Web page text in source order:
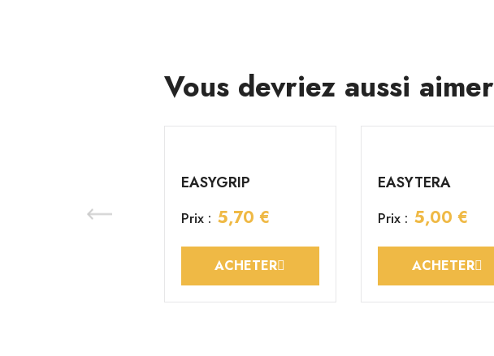
Vous devriez aussi aimer
EASYGRIP
Prix : 5,70 €
ACHETER
EASYTERA
Prix : 5,00 €
ACHETER